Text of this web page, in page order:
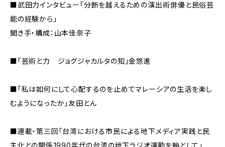
■武田力インタビュー「分断を越えるための演出術――俳優と民俗芸
能の経験から」
聞き手・構成：山本佳奈子
■「芸術と力 ジョグジャカルタの知」金悠進
■「私は如何にして心配するのを止めてマレーシアの生活を楽し
むようになったか」友田とん
■連載・第三回「台湾における市民による地下メディア実践と民
主化との関係――1990年代の台湾の地下ラジオ運動を軸として」